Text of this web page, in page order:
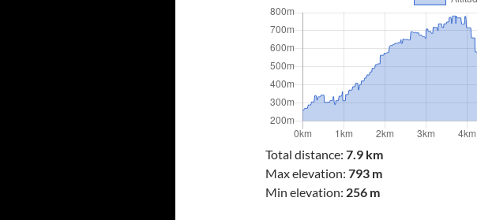
Total distance: 7.9 km
Max elevation: 793 m
Min elevation: 256 m